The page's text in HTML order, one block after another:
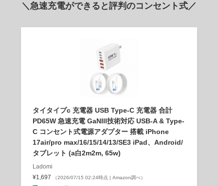
＼急速充電ができると評判のコンセント式／
タイタイプc 充電器 USB Type-C 充電器 合計
PD65W 急速充電 GaNIII技術対応 USB-A & Type-
C コンセント式電源アダプター 搭載 iPhone
17air/pro max/16/15/14/13/SE3 iPad、Android/
タブレット (a白2m2m, 65w)
Ladomi
¥1,697
（2026/07/15 02:24時点 | Amazon調べ）